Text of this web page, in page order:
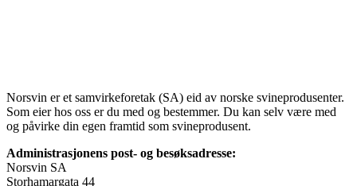
Norsvin er et samvirkeforetak (SA) eid av norske svineprodusenter.
Som eier hos oss er du med og bestemmer. Du kan selv være med
og påvirke din egen framtid som svineprodusent.
Administrasjonens post- og besøksadresse:
Norsvin SA
Storhamargata 44